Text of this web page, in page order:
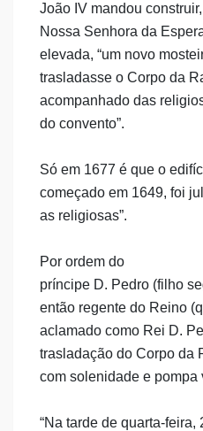
João IV mandou
Nossa Senhora da
elevada, “um novo
trasladasse o Corpo da
acompanhado das
do convento”.
Só em 1677 é que o
começado em 1649, foi
as religiosas”.
Por ordem do
príncipe D. Pedro (filho
então regente do Reino
aclamado como Rei D.
trasladação do Corpo da
com solenidade e pompa
“Na tarde de quarta-